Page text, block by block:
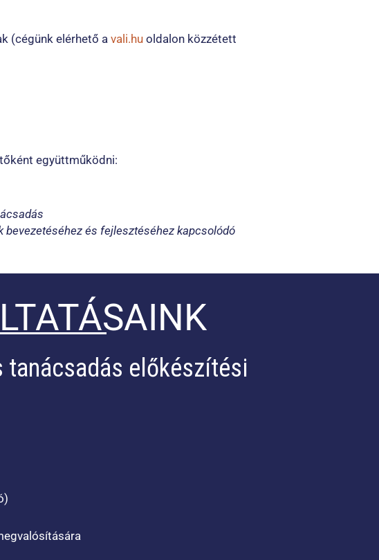
(cégünk elérhető avali.hu oldalon közzétett
együttműködni:
bevezetéséhez és fejlesztéséhez kapcsolódó
tanácsadás előkészítési